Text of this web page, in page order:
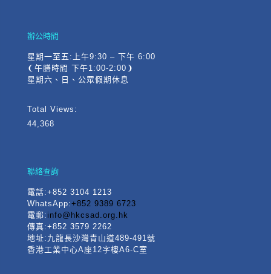
辦公時間
星期一至五:上午9:30 – 下午 6:00
❨午膳時間 下午1:00-2:00❩
星期六、日、公眾假期休息
Total Views:
44,368
聯絡查詢
電話:+852 3104 1213
WhatsApp:+852 9389 6723
電郵: info@hkcsad.org.hk
傳真:+852 3579 2262
地址:九龍長沙灣青山道489-491號
香港工業中心A座12字樓A6-C室